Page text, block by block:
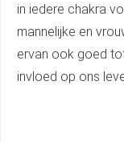
in iedere chakra
mannelijke en
ervan ook goed
invloed op ons